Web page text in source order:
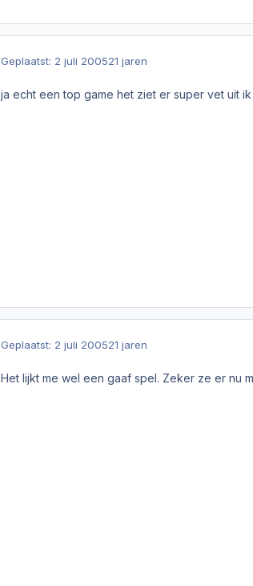
Geplaatst: 2 juli 200521 jaren
ja echt een top game het ziet er super vet uit
Geplaatst: 2 juli 200521 jaren
Het lijkt me wel een gaaf spel. Zeker ze er nu